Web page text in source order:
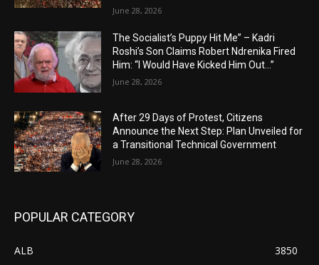
June 28, 2026
The Socialist’s Puppy Hit Me” – Kadri
Roshi’s Son Claims Robert Ndrenika Fired
Him: “I Would Have Kicked Him Out…”
June 28, 2026
After 29 Days of Protest, Citizens
Announce the Next Step: Plan Unveiled for
a Transitional Technical Government
June 28, 2026
POPULAR CATEGORY
ALB
3850